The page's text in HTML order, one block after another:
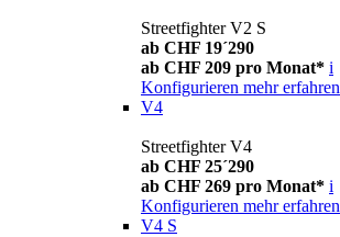
Streetfighter V2 S
ab CHF 19´290
ab CHF 209 pro Monat* i
Konfigurieren mehr erfahren
V4
Streetfighter V4
ab CHF 25´290
ab CHF 269 pro Monat* i
Konfigurieren mehr erfahren
V4 S